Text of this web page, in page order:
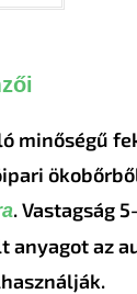
minőségű
. Vastagság
anyagot az